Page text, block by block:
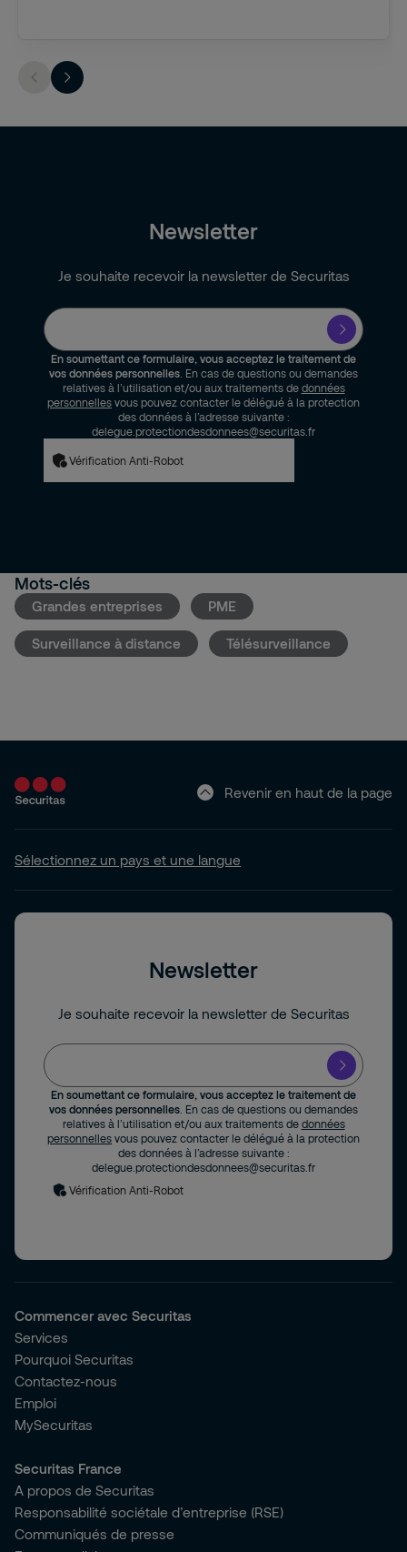
Newsletter
Je souhaite recevoir la newsletter de Securitas
En soumettant ce formulaire, vous acceptez le traitement de
vos données personnelles . En cas de questions ou demandes
relatives à l’utilisation et/ou aux traitements de données
personnelles vous pouvez contacter le délégué à la protection
des données à l’adresse suivante :
delegue.protectiondesdonnees@securitas.fr
Vérification Anti-Robot
Mots-clés
Grandes entreprises PME
Surveillance à distance Télésurveillance
Revenir en haut de la page
Sélectionnez un pays et une langue
Newsletter
Je souhaite recevoir la newsletter de Securitas
En soumettant ce formulaire, vous acceptez le traitement de
vos données personnelles . En cas de questions ou demandes
relatives à l’utilisation et/ou aux traitements de données
personnelles vous pouvez contacter le délégué à la protection
des données à l’adresse suivante :
delegue.protectiondesdonnees@securitas.fr
Vérification Anti-Robot
Commencer avec Securitas
Services
Pourquoi Securitas
Contactez-nous
Emploi
MySecuritas
Securitas France
A propos de Securitas
Responsabilité sociétale d’entreprise (RSE)
Communiqués de presse